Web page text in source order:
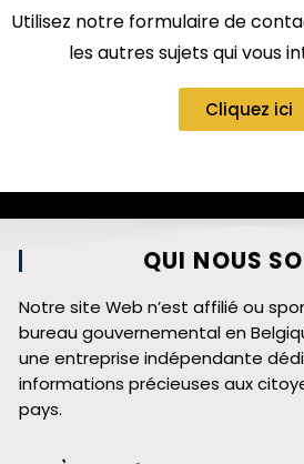
Utilisez notre formulaire de
les autres sujets qui vous
Cliquez ici
QUI NOUS
Notre site Web n’est affilié ou
bureau gouvernemental en
une entreprise indépendante
informations précieuses aux
pays.